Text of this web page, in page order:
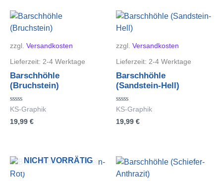
zzgl. Versandkosten
Lieferzeit: 2-4 Werktage
Barschhöhle
(Bruchstein)
Bewertet
0
KS-Graphik
19,99 €
zzgl. Versandkosten
Lieferzeit: 2-4 Werktage
Barschhöhle
(Sandstein-Hell)
Bewertet
0
KS-Graphik
19,99 €
NICHT VORRÄTIG